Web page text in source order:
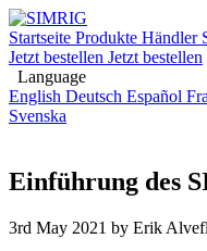
Startseite Produkte Händler
Jetzt bestellen Jetzt bestellen
Language
English Deutsch Español
Svenska
Einführung des
3rd May 2021 by Erik